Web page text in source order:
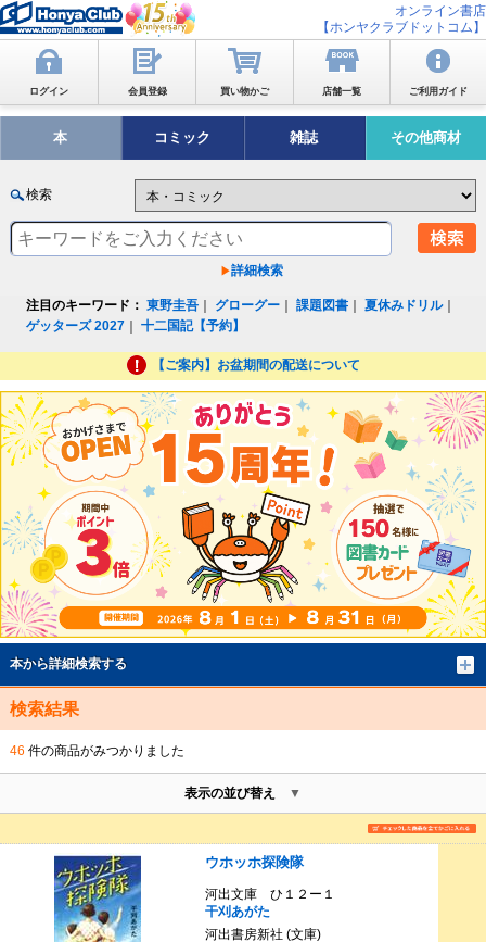
オンライン書店
【ホンヤクラブドットコム】
ログイン 会員登録 買い物かご 店舗一覧 ご利用ガイド
本 コミック 雑誌 その他商材
検索
詳細検索
注目のキーワード： 東野圭吾 グローグー ｜課題図書 ｜夏休みドリル｜
ゲッターズ 2027 ｜十二国記【予約】
【ご案内】お盆期間の配送について
本から詳細検索する
検索結果
46 件の商品がみつかりました
表示の並び替え
ウホッホ探険隊
河出文庫 ひ１２ー１
干刈あがた
河出書房新社 (文庫)